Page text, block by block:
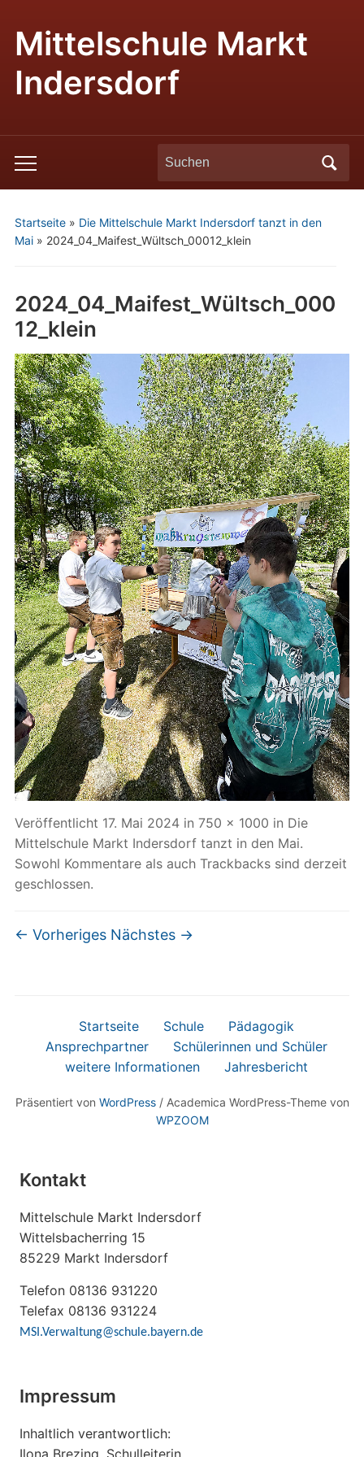
Mittelschule Markt
Indersdorf
Toggle
mobile
Search
for:
Startseite» Die Mittelschule Markt Indersdorf tanzt in den
Mai» 2024_04_Maifest_Wültsch_00012_klein
2024_04_Maifest_Wültsch_000
12_klein
Veröffentlicht 17. Mai 2024in 750 × 1000 in Die
Mittelschule Markt Indersdorf tanzt in den Mai.
Sowohl Kommentare als auch Trackbacks sind derzeit
geschlossen.
← Vorheriges Nächstes →
Startseite Schule
Pädagogik
Ansprechpartner
Schülerinnen und Schüler
weitere Informationen
Jahresbericht
Präsentiert von WordPress/ Academica WordPress-Theme von
WPZOOM
Kontakt
Mittelschule Markt Indersdorf
Wittelsbacherring 15
85229 Markt Indersdorf
Telefon 08136 931220
Telefax 08136 931224
MSI.Verwaltung@schule.bayern.de
Impressum
Inhaltlich verantwortlich: